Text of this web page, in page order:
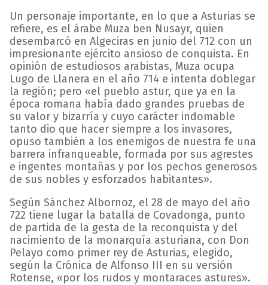
Un personaje importante, en lo que a Asturias se
refiere, es el árabe Muza ben Nusayr, quien
desembarcó en Algeciras en junio del 712 con un
impresionante ejército ansioso de conquista. En
opinión de estudiosos arabistas, Muza ocupa
Lugo de Llanera en el año 714 e intenta doblegar
la región; pero «el pueblo astur, que ya en la
época romana había dado grandes pruebas de
su valor y bizarría y cuyo carácter indomable
tanto dio que hacer siempre a los invasores,
opuso también a los enemigos de nuestra fe una
barrera infranqueable, formada por sus agrestes
e ingentes montañas y por los pechos generosos
de sus nobles y esforzados habitantes».
Según Sánchez Albornoz, el 28 de mayo del año
722 tiene lugar la batalla de Covadonga, punto
de partida de la gesta de la reconquista y del
nacimiento de la monarquía asturiana, con Don
Pelayo como primer rey de Asturias, elegido,
según la Crónica de Alfonso III en su versión
Rotense, «por los rudos y montaraces astures».